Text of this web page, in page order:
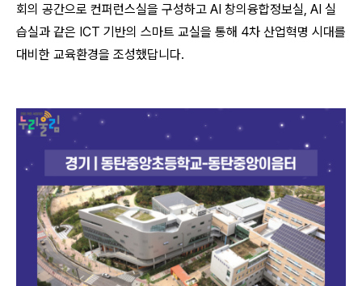
회의 공간으로 컨퍼런스실을 구성하고 AI 창의융합정보실, AI 실
습실과 같은 ICT 기반의 스마트 교실을 통해 4차 산업혁명 시대를
대비한 교육환경을 조성했답니다.